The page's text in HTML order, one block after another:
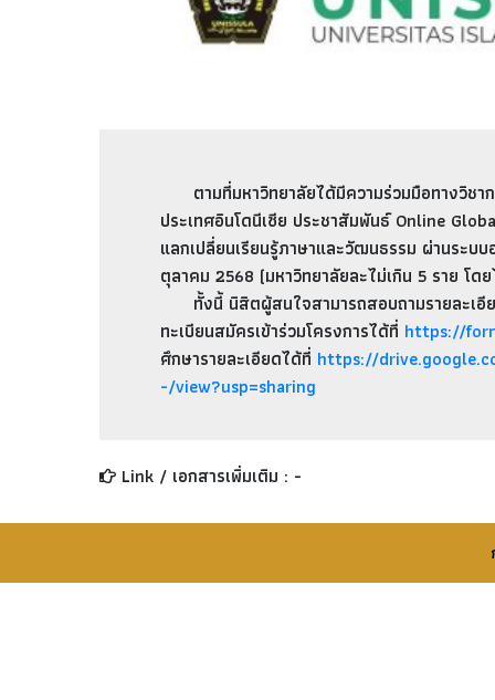
ตามที่มหาวิทยาลัยได้มีความร่วมมือทางวิชา
ประเทศอินโดนีเซีย ประชาสัมพันธ์ Online
แลกเปลี่ยนเรียนรู้ภาษาและวัฒนธรรม ผ่านระบ
ตุลาคม 2568 (มหาวิทยาลัยละไม่เกิน 5 ราย โด
ทั้งนี้ นิสิตผู้สนใจสามารถสอบถามรายละเอี
ทะเบียนสมัครเข้าร่วมโครงการได้ที่ https://
ศึกษารายละเอียดได้ที่ https://
-/view?usp=sharing
Link / เอกสารเพิ่มเติม : -